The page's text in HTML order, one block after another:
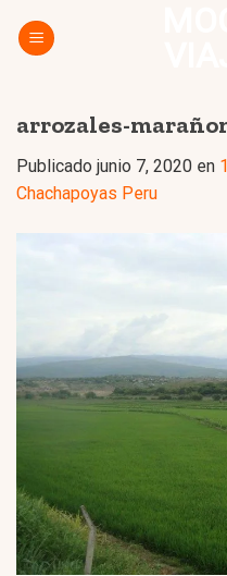
arrozales-
Publicado junio 7, 2020 en
Chachapoyas Peru